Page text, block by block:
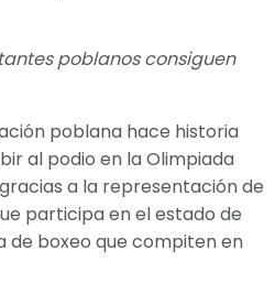
poblanos consiguen
poblana hace historia
al podio en la Olimpiada
gracias a la representación de
participa en el estado de
de boxeo que compiten en